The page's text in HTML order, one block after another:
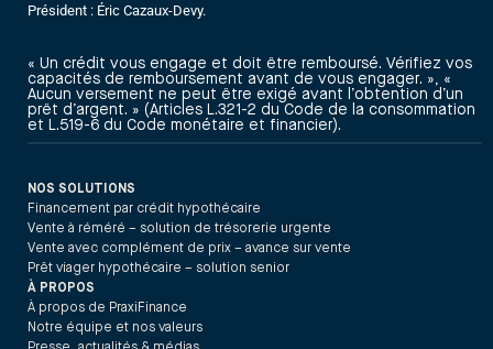
Président : Éric Cazaux-Devy.
« Un crédit vous engage et doit être remboursé. Vérifiez vos
capacités de remboursement avant de vous engager. », «
Aucun versement ne peut être exigé avant l’obtention d’un
prêt d’argent. » (Articles L.321-2 du Code de la consommation
et L.519-6 du Code monétaire et financier).
NOS SOLUTIONS
Financement par crédit hypothécaire
Vente à réméré – solution de trésorerie urgente
Vente avec complément de prix – avance sur vente
Prêt viager hypothécaire – solution senior
À PROPOS
À propos de PraxiFinance
Notre équipe et nos valeurs